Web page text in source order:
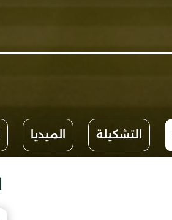
التشكيلة الميديا